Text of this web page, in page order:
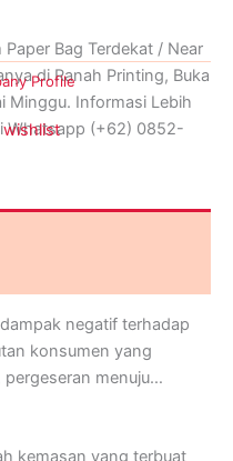
Bag Terdekat / Near
di Ranah Printing, Buka
Minggu. Informasi Lebih
Whatsapp (+62) 0852-
Profile
negatif terhadap
konsumen yang
menuju
perubahan ini, paper bag
kemasan yang terbuat